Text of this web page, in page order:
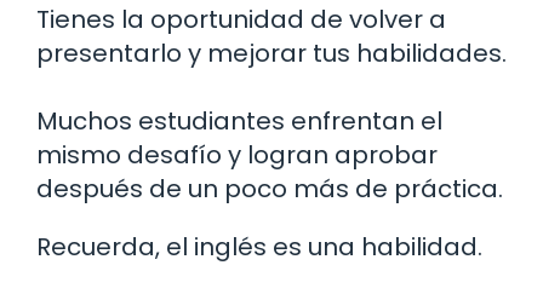
Tienes la oportunidad de volver a
presentarlo y mejorar tus habilidades.
Muchos estudiantes enfrentan el
mismo desafío y logran aprobar
después de un poco más de práctica.
Recuerda, el inglés es una habilidad.